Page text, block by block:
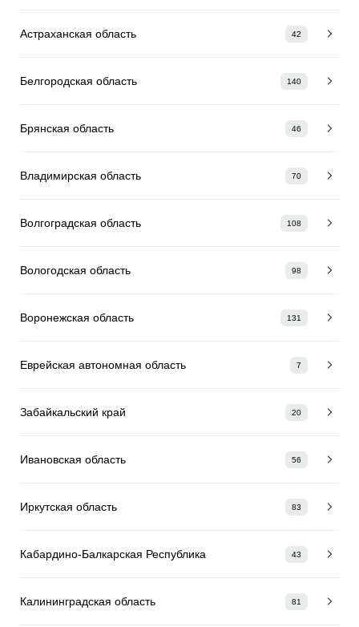
Астраханская область 42
Белгородская область 140
Брянская область 46
Владимирская область 70
Волгоградская область 108
Вологодская область 98
Воронежская область 131
Еврейская автономная область 7
Забайкальский край 20
Ивановская область 56
Иркутская область 83
Кабардино-Балкарская Республика 43
Калининградская область 81